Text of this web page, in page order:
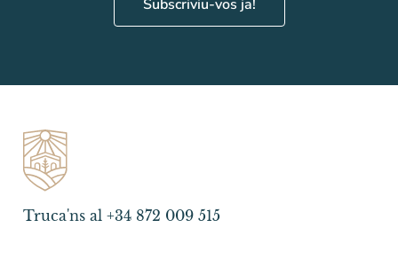
Subscriviu-vos ja!
Truca'ns al +34 872 009 515